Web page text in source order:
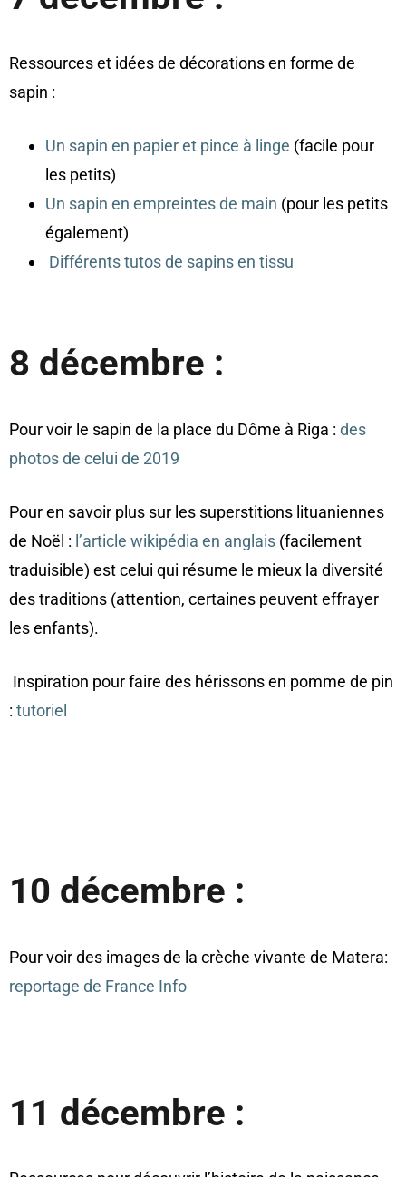
Ressources et idées de décorations en forme de
sapin :
Un sapin en papier et pince à linge (facile pour
les petits)
Un sapin en empreintes de main (pour les petits
également)
Différents tutos de sapins en tissu
8 décembre :
Pour voir le sapin de la place du Dôme à Riga : des
photos de celui de 2019
Pour en savoir plus sur les superstitions lituaniennes
de Noël : l’article wikipédia en anglais (facilement
traduisible) est celui qui résume le mieux la diversité
des traditions (attention, certaines peuvent effrayer
les enfants).
Inspiration pour faire des hérissons en pomme de pin
: tutoriel
10 décembre :
Pour voir des images de la crèche vivante de Matera:
reportage de France Info
11 décembre :